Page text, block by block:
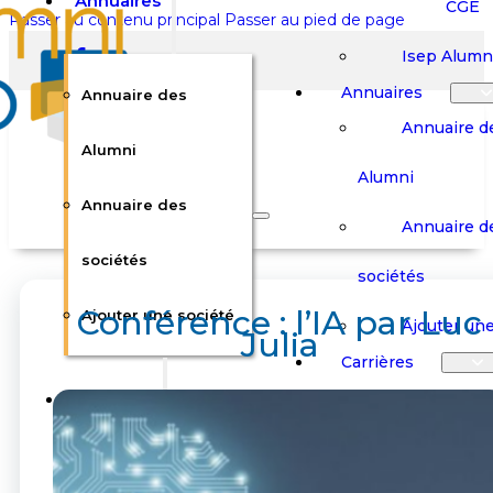
Passer au contenu principal Passer au pied de page
Rechercher sur le site
Rechercher
Votre panier est vide.
Connecter
Annuaire des
Alumni
Annuaire des
sociétés
Ajouter une société
CGE
Isep
Annuaires
Annuaire
Alumni
Annuaire
sociétés
Ajouter
Carrières
Offres
Conférence : l’IA par Luc
Julia